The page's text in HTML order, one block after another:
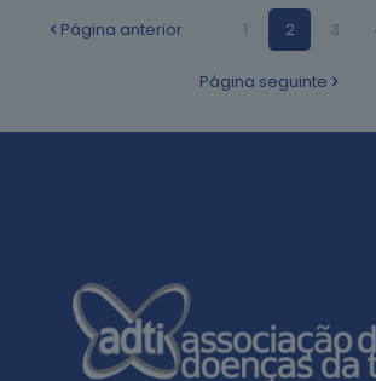
Página anterior 1 2 3
Página seguinte